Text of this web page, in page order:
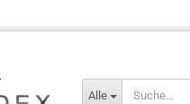
Alle